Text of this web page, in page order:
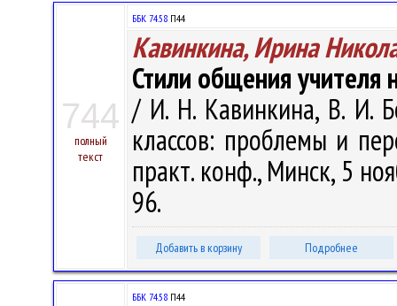
744
полный
текст
ББК 74.58 П44
Кавинкина, Ирина
Стили общения учителя
/ И. Н. Кавинкина, В. И.
классов: проблемы и
практ. конф., Минск, 5
96.
Добавить в корзину Подробнее
ББК 74.58 П44